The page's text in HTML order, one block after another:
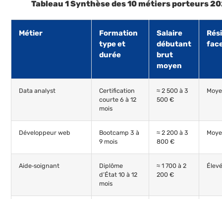
Tableau 1 Synthèse des 10 métiers porteurs
Métier
Formation
type et
durée
Salaire
débutant
brut
moyen
Data analyst
Certification
courte 6 à 12
mois
≈ 2 500 à 3
500 €
Développeur web
Bootcamp 3 à
9 mois
≈ 2 200 à 3
800 €
Aide‑soignant
Diplôme
d’État 10 à 12
mois
≈ 1 700 à 2
200 €